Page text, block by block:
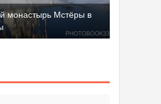
монастырь Мстёры в
карьер (д. Алферово)